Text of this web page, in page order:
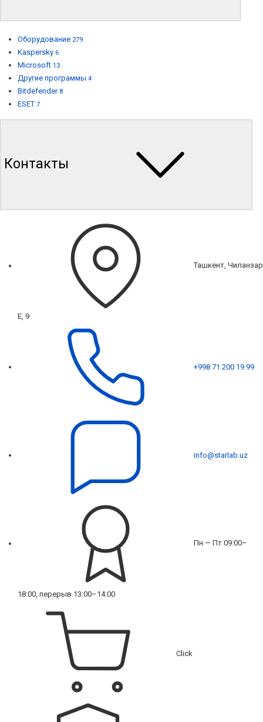
Оборудование 279
Kaspersky 6
Microsoft 13
Другие программы 4
Bitdefender 8
ESET 7
Контакты
Ташкент, Чиланзар
Е, 9
+998 71 200 19 99
info@starlab.uz
Пн — Пт 09:00–
18:00, перерыв 13:00–14:00
Click